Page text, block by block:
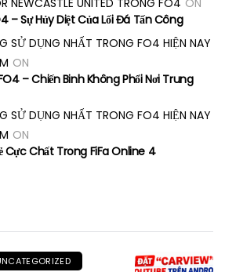
– Sự Hủy Diệt Của Lối Đá Tấn Công
SỬ DỤNG NHẤT TRONG FO4 HIỆN NAY
ON
– Chiến Binh Không Phổi Nơi Trung
SỬ DỤNG NHẤT TRONG FO4 HIỆN NAY
ON
Cực Chất Trong FiFa Online 4